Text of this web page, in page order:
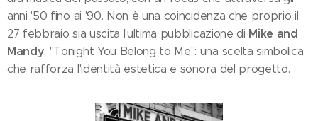
anni '50 fino ai '90. Non è una coincidenza che proprio il
27 febbraio sia uscita l'ultima pubblicazione di Mike and
Mandy, "Tonight You Belong to Me": una scelta simbolica
che rafforza l'identità estetica e sonora del progetto.